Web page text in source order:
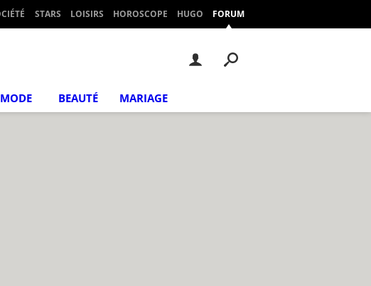
STARS LOISIRS HOROSCOPE HUGO FORUM
MODE BEAUTÉ MARIAGE